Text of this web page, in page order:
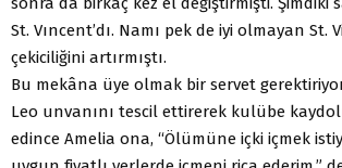
St. Vıncent’dı. Namı pek de iyi olmayan
çekiciliğini artırmıştı.
Bu mekâna üye olmak bir servet
Leo unvanını tescil ettirerek kulübe
edince Amelia ona, “Ölümüne içki içmek